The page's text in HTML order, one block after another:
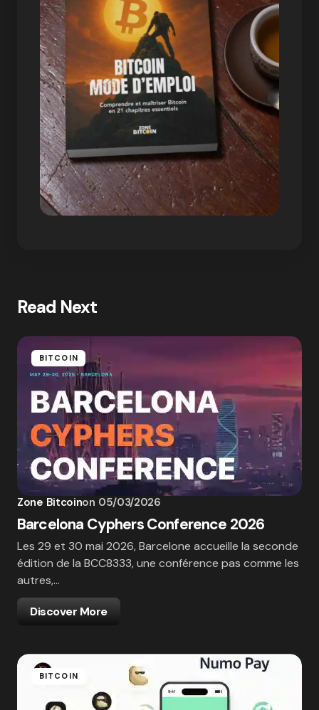
Read Next
BITCOIN
Zone Bitcoinon 05/03/2026
Barcelona Cyphers Conference 2026
Les 29 et 30 mai 2026, Barcelone accueille la seconde
édition de la BCC8333, une conférence pas comme les
autres,…
Discover More
BITCOIN